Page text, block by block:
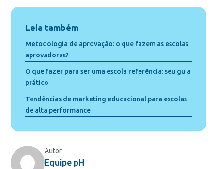
Leia também
Metodologia de aprovação: o que fazem as escolas
aprovadoras?
O que fazer para ser uma escola referência: seu guia
prático
Tendências de marketing educacional para escolas
de alta performance
Autor
Equipe pH